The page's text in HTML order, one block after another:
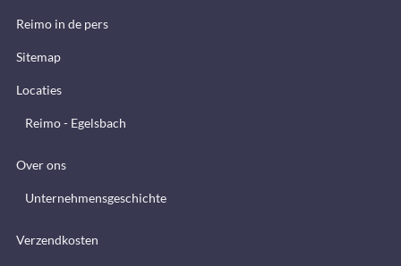
Reimo in de pers
Sitemap
Locaties
Reimo - Egelsbach
Over ons
Unternehmensgeschichte
Verzendkosten